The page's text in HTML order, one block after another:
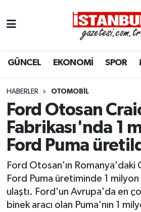
GÜNCEL EKONOMİ SPOR
HABERLER OTOMOBIL
Ford Otosan
Fabrikası'nda 1
Ford Puma
Ford Otosan'ın Romanya'daki
Ford Puma üretiminde 1
ulaştı. Ford'un Avrupa'da en
binek aracı olan Puma'nın 1
EKONOMİ
İSTANBUL
DÜNYA
SPOR
MAGAZİN
KÜLTÜR SANAT
Nöbetçi Eczaneler
Hava Durumu
Trafik Durumu
Süper Lig Puan Durumu ve
Tüm Manşetler
Son Dakika Haberleri
Haber Arşivi